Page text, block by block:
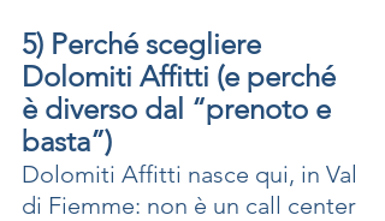
5) Perché scegliere
Dolomiti Affitti (e perché
è diverso dal “prenoto e
basta”)
Dolomiti Affitti nasce qui, in Val
di Fiemme: non è un call center